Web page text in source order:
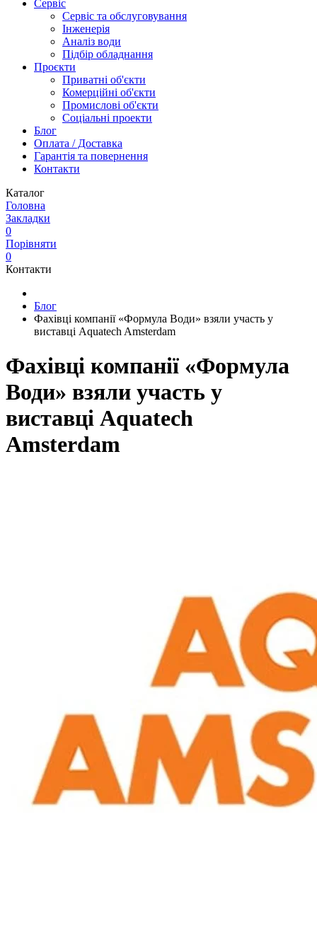
Сервіс
Сервіс та обслуговування
Інженерія
Аналіз води
Підбір обладнання
Проєкти
Приватні об'єкти
Комерційні об'єкти
Промислові об'єкти
Соціальні проекти
Блог
Оплата / Доставка
Гарантія та повернення
Контакти
Каталог
Головна
Закладки
0
Порівняти
0
Контакти
Блог
Фахівці компанії «Формула Води» взяли участь у
виставці Aquatech Amsterdam
Фахівці компанії «Формула
Води» взяли участь у
виставці Aquatech
Amsterdam